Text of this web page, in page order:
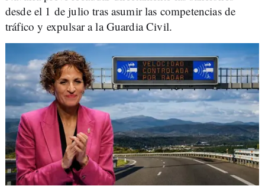
desde el 1 de julio tras asumir las competencias de
tráfico y expulsar a la Guardia Civil.